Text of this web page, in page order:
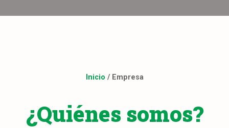
Inicio / Empresa
¿Quiénes somos?